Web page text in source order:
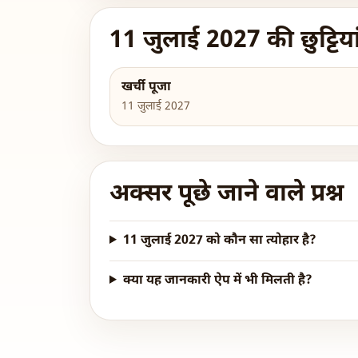
11 जुलाई 2027 की
खर्ची पूजा
11 जुलाई 2027
अक्सर पूछे जाने वाले प्रश्न
11 जुलाई 2027 को कौन सा त्योहार है?
क्या यह जानकारी ऐप में भी मिलती है?